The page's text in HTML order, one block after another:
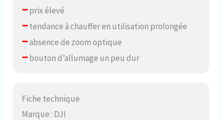
–prix élevé
–tendance à chauffer en utilisation prolongée
–absence de zoom optique
–bouton d’allumage un peu dur
Fiche technique
Marque : DJI